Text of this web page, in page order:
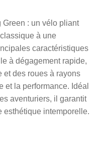
: un vélo pliant
à une
caractéristiques
à dégagement rapide,
et des roues à rayons
et la performance. Idéal
aventuriers, il garantit
esthétique intemporelle.